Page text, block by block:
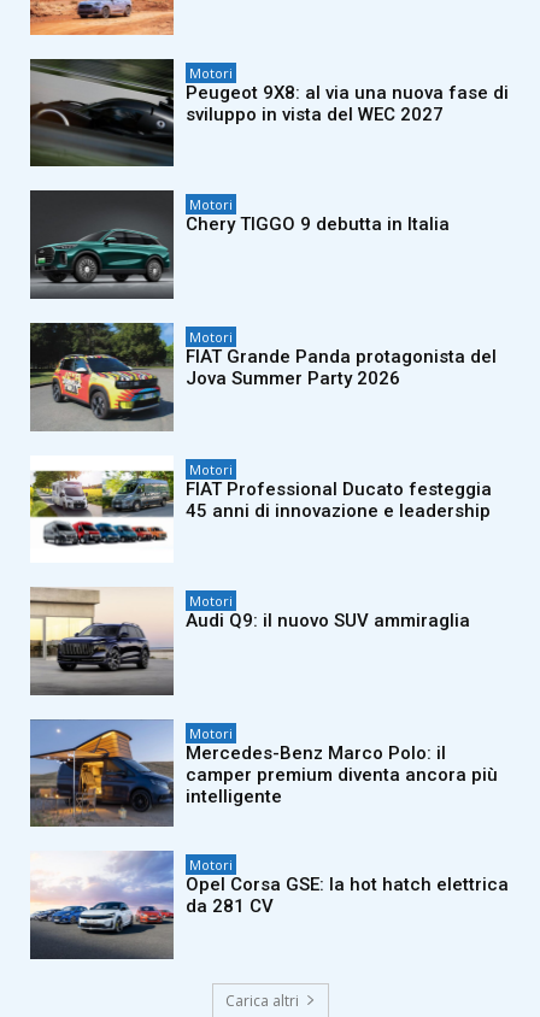
Motori
Peugeot 9X8: al via una nuova fase di
sviluppo in vista del WEC 2027
Motori
Chery TIGGO 9 debutta in Italia
Motori
FIAT Grande Panda protagonista del
Jova Summer Party 2026
Motori
FIAT Professional Ducato festeggia
45 anni di innovazione e leadership
Motori
Audi Q9: il nuovo SUV ammiraglia
Motori
Mercedes-Benz Marco Polo: il
camper premium diventa ancora più
intelligente
Motori
Opel Corsa GSE: la hot hatch elettrica
da 281 CV
Carica altri